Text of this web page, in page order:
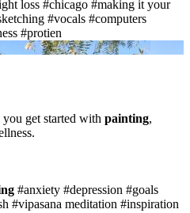
loss #chicago #making it your
#vocals #computers
#protien
get started with painting,
#anxiety #depression #goals
#vipasana meditation #inspiration